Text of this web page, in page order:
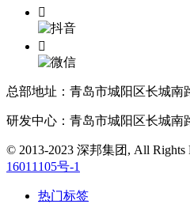


总部地址：青岛市城阳区长城南
研发中心：青岛市城阳区长城南
© 2013-2023 深邦集团, All Rights
16011105号-1
热门标签